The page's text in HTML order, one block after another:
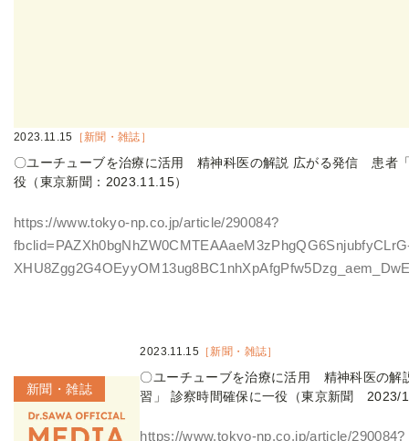
2023.11.15 ［新聞・雑誌］
〇ユーチューブを治療に活用 精神科医の解説 広がる発信 患者
役（東京新聞：2023.11.15）
https://www.tokyo-np.co.jp/article/290084?
新聞・雑誌
2023.11.15 ［新聞・雑誌］
〇ユーチューブを治療に活用 精神科医の
習」 診察時間確保に一役（東京新聞 2023/
https://www.tokyo-np.co.jp/article/290084?